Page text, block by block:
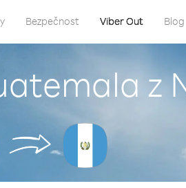
Bezpečnost Viber Out Blog
z